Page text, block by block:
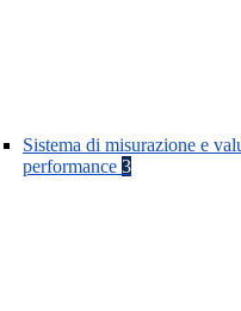
Sistema di misurazione e
performance 3